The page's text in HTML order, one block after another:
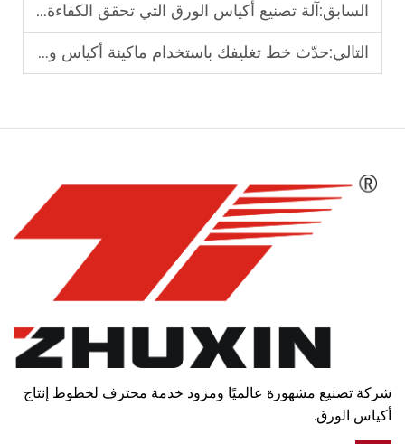
السابق:آلة تصنيع أكياس الورق التي تحقق الكفاءة والجودة في جهاز واحد
التالي:حدّث خط تغليفك باستخدام ماكينة أكياس ورقية متقدمة
شركة تصنيع مشهورة عالميًا ومزود خدمة محترف لخطوط إنتاج
أكياس الورق.